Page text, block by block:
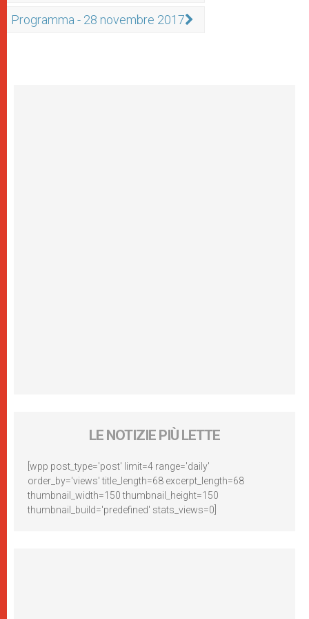
Programma - 28 novembre 2017
LE NOTIZIE PIÙ LETTE
[wpp post_type='post' limit=4 range='daily'
order_by='views' title_length=68 excerpt_length=68
thumbnail_width=150 thumbnail_height=150
thumbnail_build='predefined' stats_views=0]